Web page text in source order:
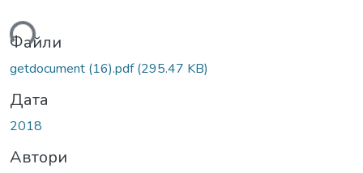
Файли
getdocument (16).pdf(295.47 KB)
Дата
2018
Автори